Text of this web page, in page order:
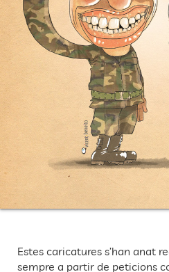
Estes caricatures s’han anat
sempre a partir de peticions